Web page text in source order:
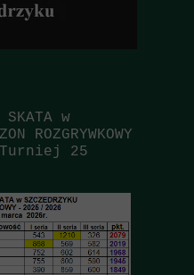
SKATA w
ROZGRYWKOWY
25